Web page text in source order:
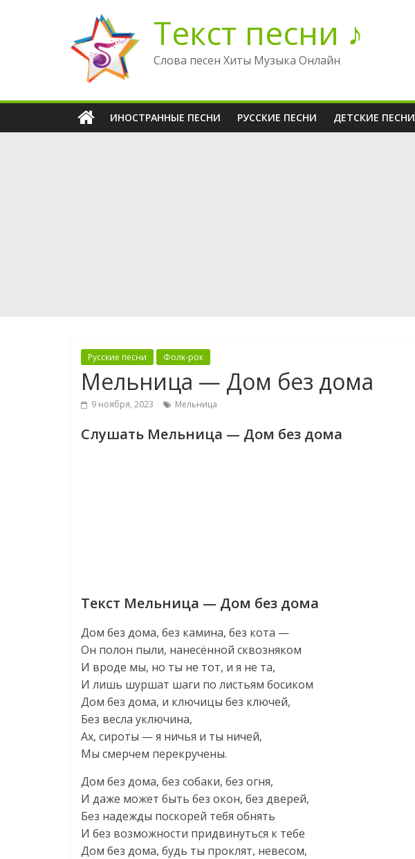
содержимому
Текст песни ♪
Слова песен Хиты Музыка Онлайн
ИНОСТРАННЫЕ ПЕСНИ РУССКИЕ ПЕСНИ ДЕТСКИЕ ПЕСНИ
Русские песни Фолк-рок
Мельница — Дом без дома
9 ноября, 2023 Мельница
Слушать Мельница — Дом без дома
Текст Мельница — Дом без дома
Дом без дома, без камина, без кота —
Он полон пыли, нанесённой сквозняком
И вроде мы, но ты не тот, и я не та,
И лишь шуршат шаги по листьям босиком
Дом без дома, и ключицы без ключей,
Без весла уключина,
Ах, сироты — я ничья и ты ничей,
Мы смерчем перекручены.
Дом без дома, без собаки, без огня,
И даже может быть без окон, без дверей,
Без надежды поскорей тебя обнять
И без возможности придвинуться к тебе
Дом без дома, будь ты проклят, невесом,